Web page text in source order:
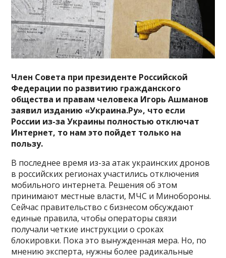
Член Совета при президенте Российской
Федерации по развитию гражданского
общества и правам человека Игорь Ашманов
заявил изданию «Украина.Ру», что если
России из-за Украины полностью отключат
Интернет, то нам это пойдет только на
пользу.
В последнее время из-за атак украинских дронов
в российских регионах участились отключения
мобильного интернета. Решения об этом
принимают местные власти, МЧС и Минобороны.
Сейчас правительство с бизнесом обсуждают
единые правила, чтобы операторы связи
получали четкие инструкции о сроках
блокировки. Пока это вынужденная мера. Но, по
мнению эксперта, нужны более радикальные